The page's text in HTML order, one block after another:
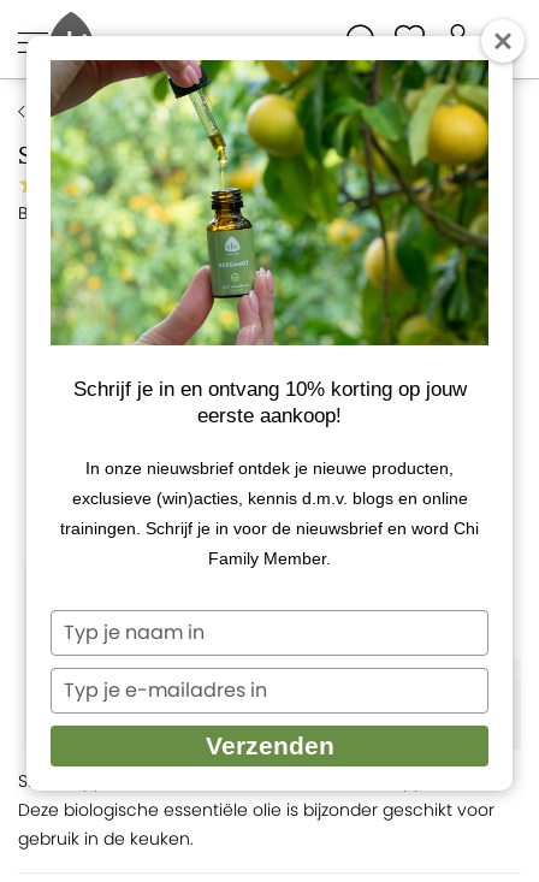
Chi Natural Life
Sinaasappel Zoet etherische olie, biologisch
34 reviews
Bekijk meer van Chi Natural Life
-10%
Sinaasappel olie uit de schillen van de sinaasappelvrucht.
Deze biologische essentiële olie is bijzonder geschikt voor
gebruik in de keuken.
Schrijf je in en ontvang 10% korting op jouw
eerste aankoop!
In onze nieuwsbrief ontdek je nieuwe producten,
exclusieve (win)acties, kennis d.m.v. blogs en online
trainingen. Schrijf je in voor de nieuwsbrief en word Chi
Family Member.
Typ
je
naam
Typ
je
e-
mailadres
Verzenden